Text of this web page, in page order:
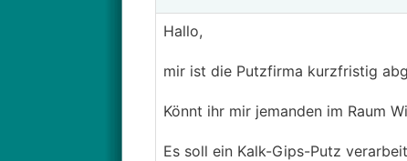
Hallo,
mir ist die Putzfirma kurzfristig
Könnt ihr mir jemanden im Raum
Es soll ein Kalk-Gips-Putz